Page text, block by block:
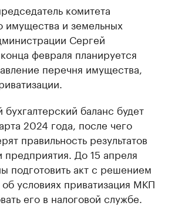
комитета
имущества и земельных
Сергей
февраля планируется
перечня имущества,
баланс будет
2024 года, после чего
правильность результатов
предприятия. До 15 апреля
подготовить акт с решением
условиях приватизация МКП
его в налоговой службе.